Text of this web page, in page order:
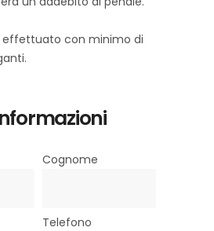
effettuato con minimo di
Cognome
Telefono